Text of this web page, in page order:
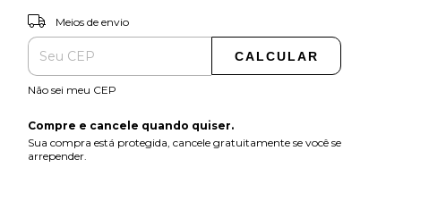
Entregas para o CEP:
Meios de envio
CALCULAR
Não sei meu CEP
Compre e cancele quando quiser.
Sua compra está protegida, cancele gratuitamente se você se
arrepender.